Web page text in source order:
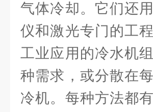
气体冷却。它们还
仪和激光专门的工
工业应用的冷水机
种需求，或分散在
冷机。每种方法都